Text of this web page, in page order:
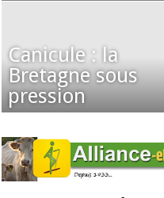
Canicule : la
Bretagne sous
pression